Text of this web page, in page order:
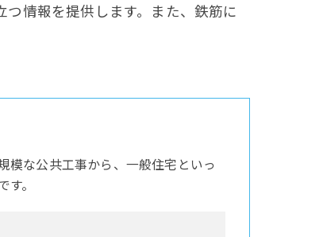
情報を提供します。また、鉄筋に
模な公共工事から、一般住宅といっ
。